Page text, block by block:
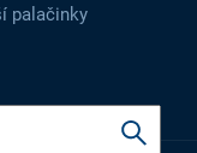
palačinky